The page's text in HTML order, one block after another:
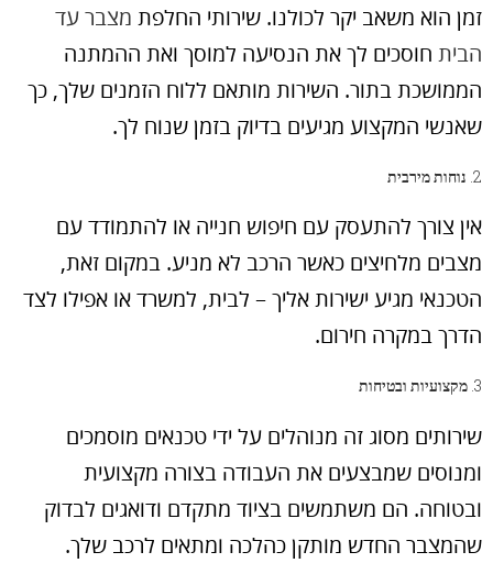
זמן הוא משאב יקר לכולנו. שירותי החלפת מצבר עד
הבית חוסכים לך את הנסיעה למוסך ואת ההמתנה
הממושכת בתור. השירות מותאם ללוח הזמנים שלך, כך
שאנשי המקצוע מגיעים בדיוק בזמן שנוח לך.
2. נוחות מירבית
אין צורך להתעסק עם חיפוש חנייה או להתמודד עם
מצבים מלחיצים כאשר הרכב לא מניע. במקום זאת,
הטכנאי מגיע ישירות אליך – לבית, למשרד או אפילו לצד
הדרך במקרה חירום.
3. מקצועיות ובטיחות
שירותים מסוג זה מנוהלים על ידי טכנאים מוסמכים
ומנוסים שמבצעים את העבודה בצורה מקצועית
ובטוחה. הם משתמשים בציוד מתקדם ודואגים לבדוק
שהמצבר החדש מותקן כהלכה ומתאים לרכב שלך.